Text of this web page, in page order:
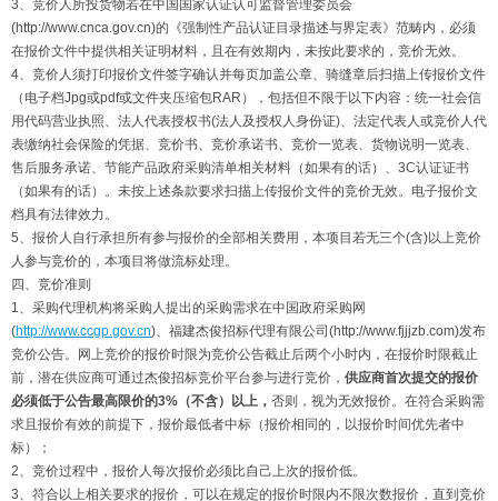
3、竞价人所投货物若在中国国家认证认可监督管理委员会
(http://www.cnca.gov.cn)的《强制性产品认证目录描述与界定表》范畴内，必须
在报价文件中提供相关证明材料，且在有效期内，未按此要求的，竞价无效。
4、竞价人须打印报价文件签字确认并每页加盖公章、骑缝章后扫描上传报价文件
（电子档Jpg或pdf或文件夹压缩包RAR），包括但不限于以下内容：统一社会信
用代码营业执照、法人代表授权书(法人及授权人身份证)、法定代表人或竞价人代
表缴纳社会保险的凭据、竞价书、竞价承诺书、竞价一览表、货物说明一览表、
售后服务承诺、节能产品政府采购清单相关材料（如果有的话）、3C认证证书
（如果有的话）。未按上述条款要求扫描上传报价文件的竞价无效。电子报价文
档具有法律效力。
5、报价人自行承担所有参与报价的全部相关费用，本项目若无三个(含)以上竞价
人参与竞价的，本项目将做流标处理。
四、竞价准则
1、采购代理机构将采购人提出的采购需求在中国政府采购网
(http://www.ccgp.gov.cn)、福建杰俊招标代理有限公司(http://www.fjjjzb.com)发布
竞价公告。网上竞价的报价时限为竞价公告截止后两个小时内，在报价时限截止
前，潜在供应商可通过杰俊招标竞价平台参与进行竞价， 供应商首次提交的报价
必须低于公告最高限价的3%（不含）以上， 否则，视为无效报价。在符合采购需
求且报价有效的前提下，报价最低者中标（报价相同的，以报价时间优先者中
标）；
2、竞价过程中，报价人每次报价必须比自己上次的报价低。
3、符合以上相关要求的报价，可以在规定的报价时限内不限次数报价，直到竞价